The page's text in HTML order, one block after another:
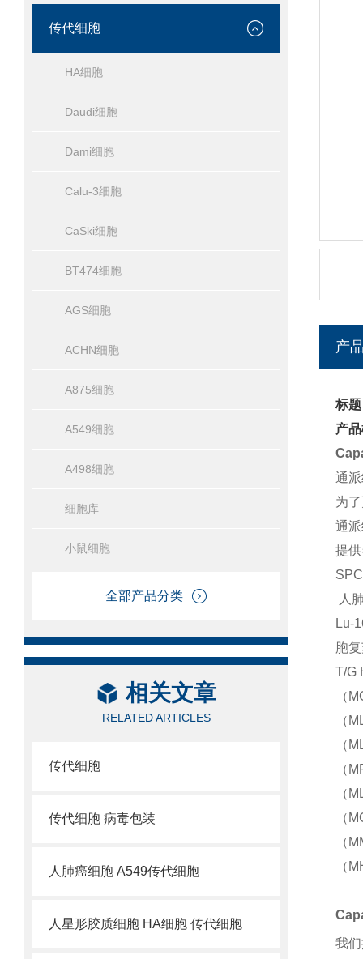
传代细胞
HA细胞
Daudi细胞
Dami细胞
Calu-3细胞
CaSki细胞
BT474细胞
AGS细胞
ACHN细胞
A875细胞
A549细胞
A498细胞
细胞库
小鼠细胞
全部产品分类
相关文章
RELATED ARTICLES
传代细胞
传代细胞 病毒包装
人肺癌细胞 A549传代细胞
人星形胶质细胞 HA细胞 传代细胞
产
标
产
通
为
通
提
人
Lu-
胞
T/G
（
（
（
（
（
（
（
（
我